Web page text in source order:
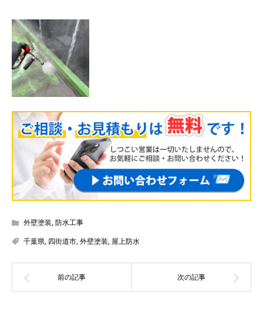
外壁塗装,防水工事
千葉県, 四街道市,外壁塗装, 屋上防水